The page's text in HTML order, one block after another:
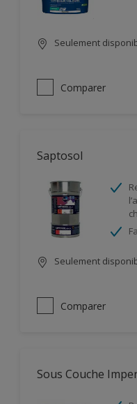
Seulement
Comparer
Saptosol
Seulement
Comparer
Sous Couche